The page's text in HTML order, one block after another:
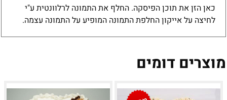
כאן הזן את תוכן הפיסקה. החלף את התמונה לרלוונטית ע"י
לחיצה על אייקון החלפת התמונה המופיע על התמונה עצמה.
מוצרים דומים